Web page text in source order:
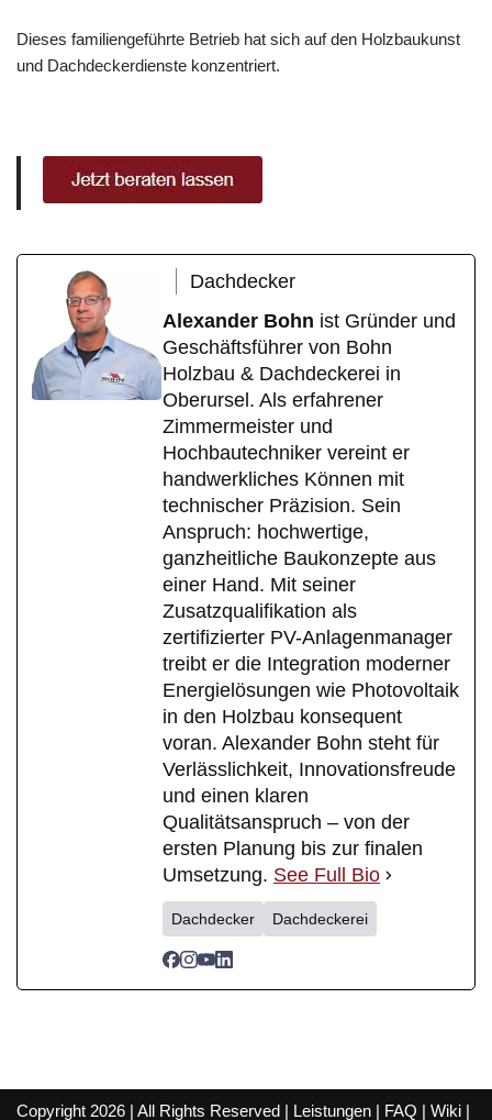
Dieses familiengeführte Betrieb hat sich auf den Holzbaukunst
und Dachdeckerdienste konzentriert.
Dachdecker
Alexander Bohn ist Gründer und
Geschäftsführer von Bohn
Holzbau & Dachdeckerei in
Oberursel. Als erfahrener
Zimmermeister und
Hochbautechniker vereint er
handwerkliches Können mit
technischer Präzision. Sein
Anspruch: hochwertige,
ganzheitliche Baukonzepte aus
einer Hand. Mit seiner
Zusatzqualifikation als
zertifizierter PV-Anlagenmanager
treibt er die Integration moderner
Energielösungen wie Photovoltaik
in den Holzbau konsequent
voran. Alexander Bohn steht für
Verlässlichkeit, Innovationsfreude
und einen klaren
Qualitätsanspruch – von der
ersten Planung bis zur finalen
Umsetzung. See Full Bio
Dachdecker Dachdeckerei
Copyright 2026 | All Rights Reserved | Leistungen FAQ Wiki